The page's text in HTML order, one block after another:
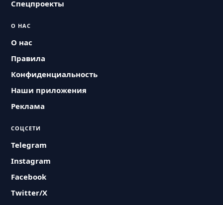
Спецпроекты
О НАС
О нас
Правила
Конфиденциальность
Наши приложения
Реклама
СОЦСЕТИ
Telegram
Instagram
Facebook
Twitter/X